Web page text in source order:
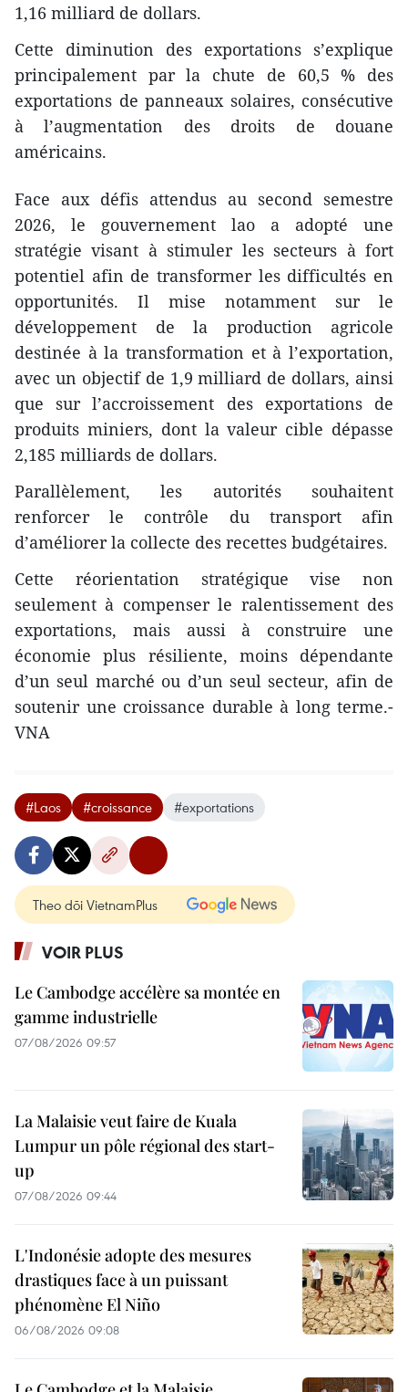
1,16 milliard de dollars.
Cette diminution des exportations s’explique
principalement par la chute de 60,5 % des
exportations de panneaux solaires, consécutive
à l’augmentation des droits de douane
américains.
Face aux défis attendus au second semestre
2026, le gouvernement lao a adopté une
stratégie visant à stimuler les secteurs à fort
potentiel afin de transformer les difficultés en
opportunités. Il mise notamment sur le
développement de la production agricole
destinée à la transformation et à l’exportation,
avec un objectif de 1,9 milliard de dollars, ainsi
que sur l’accroissement des exportations de
produits miniers, dont la valeur cible dépasse
2,185 milliards de dollars.
Parallèlement, les autorités souhaitent
renforcer le contrôle du transport afin
d’améliorer la collecte des recettes budgétaires.
Cette réorientation stratégique vise non
seulement à compenser le ralentissement des
exportations, mais aussi à construire une
économie plus résiliente, moins dépendante
d’un seul marché ou d’un seul secteur, afin de
soutenir une croissance durable à long terme.-
VNA
#Laos #croissance #exportations
Theo dõi VietnamPlus
VOIR PLUS
Le Cambodge accélère sa montée en
gamme industrielle
07/08/2026 09:57
La Malaisie veut faire de Kuala
Lumpur un pôle régional des start-
up
07/08/2026 09:44
L'Indonésie adopte des mesures
drastiques face à un puissant
phénomène El Niño
06/08/2026 09:08